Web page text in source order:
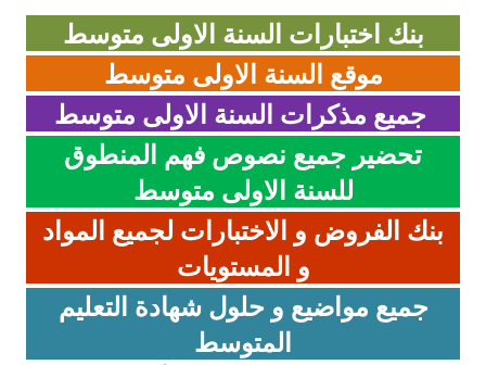
بنك اختبارات السنة الاولى متوسط
موقع السنة الاولى متوسط
جميع مذكرات السنة الاولى متوسط
تحضير جميع نصوص فهم المنطوق
للسنة الاولى متوسط
بنك الفروض و الاختبارات لجميع المواد
و المستويات
جميع مواضيع و حلول شهادة التعليم
المتوسط